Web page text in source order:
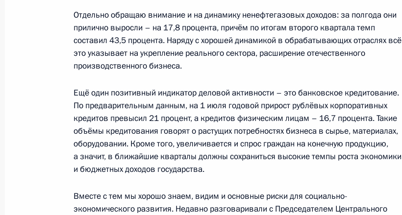
30 декабря 2022 года, 17:00
Подписан закон о запрете приёма на работу в авиаперсонал лиц
19 декабря 2022 года, 14:30
Подписан закон, уточняющий права мобилизованных,
контрактников и добровольцев на продление прежнего
трудового договора
Отдельно обращаю внимание и на динамику ненефтегазовых доходов: за полгода они
прилично выросли – на 17,8 процента, причём по итогам второго квартала темп
составил 43,5 процента. Наряду с хорошей динамикой в обрабатывающих отраслях всё
это указывает на укрепление реального сектора, расширение отечественного
производственного бизнеса.
Ещё один позитивный индикатор деловой активности – это банковское кредитование.
По предварительным данным, на 1 июля годовой прирост рублёвых корпоративных
кредитов превысил 21 процент, а кредитов физическим лицам – 16,7 процента. Такие
объёмы кредитования говорят о растущих потребностях бизнеса в сырье, материалах,
оборудовании. Кроме того, увеличивается и спрос граждан на конечную продукцию,
а значит, в ближайшие кварталы должны сохраниться высокие темпы роста экономики
и бюджетных доходов государства.
Вместе с тем мы хорошо знаем, видим и основные риски для социально-
экономического развития. Недавно разговаривали с Председателем Центрального